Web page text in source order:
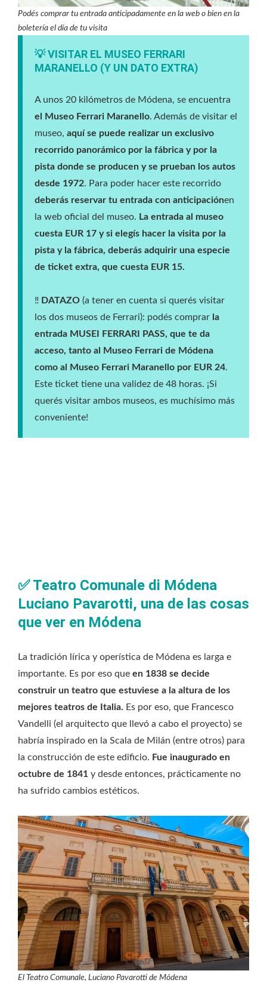
Podés comprar tu entrada anticipadamente en la web o bien en la
boletería el día de tu visita
💡 VISITAR EL MUSEO FERRARI
MARANELLO (Y UN DATO EXTRA)
A unos 20 kilómetros de Módena, se encuentra
el Museo Ferrari Maranello. Además de visitar el
museo, aquí se puede realizar un exclusivo
recorrido panorámico por la fábrica y por la
pista donde se producen y se prueban los autos
desde 1972. Para poder hacer este recorrido
deberás reservar tu entrada con anticipaciónen
la web oficial del museo. La entrada al museo
cuesta EUR 17 y si elegís hacer la visita por la
pista y la fábrica, deberás adquirir una especie
de ticket extra, que cuesta EUR 15.
‼️ DATAZO (a tener en cuenta si querés visitar
los dos museos de Ferrari): podés comprar la
entrada MUSEI FERRARI PASS, que te da
acceso, tanto al Museo Ferrari de Módena
como al Museo Ferrari Maranello por EUR 24.
Este ticket tiene una validez de 48 horas. ¡Si
querés visitar ambos museos, es muchísimo más
conveniente!
✅Teatro Comunale di Módena
Luciano Pavarotti, una de las cosas
que ver en Módena
La tradición lírica y operística de Módena es larga e
importante. Es por eso que en 1838 se decide
construir un teatro que estuviese a la altura de los
mejores teatros de Italia. Es por eso, que Francesco
Vandelli (el arquitecto que llevó a cabo el proyecto) se
habría inspirado en la Scala de Milán (entre otros) para
la construcción de este edificio. Fue inaugurado en
octubre de 1841 y desde entonces, prácticamente no
ha sufrido cambios estéticos.
El Teatro Comunale, Luciano Pavarotti de Módena